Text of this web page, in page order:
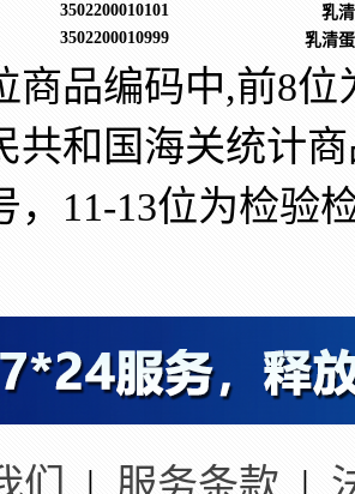
3502200010101
乳
3502200010999 乳清
商品编码中,前8
共和国海关统计
，11-13位为检验
们 | 服务条款 |